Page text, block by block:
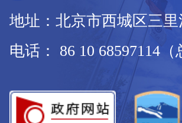
地址：北京市西城区三里
电话： 86 10 68597114